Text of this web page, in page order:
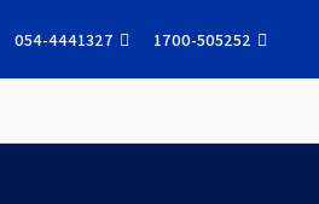
1700-505252
054-4441327